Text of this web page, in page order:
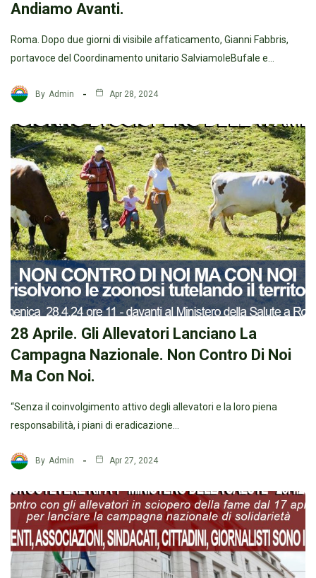
Andiamo Avanti.
Roma. Dopo due giorni di visibile affaticamento, Gianni Fabbris,
portavoce del Coordinamento unitario SalviamoleBufale e…
By Admin Apr 28, 2024
28 Aprile. Gli Allevatori Lanciano La
Campagna Nazionale. Non Contro Di Noi
Ma Con Noi.
“Senza il coinvolgimento attivo degli allevatori e la loro piena
responsabilità, i piani di eradicazione…
By Admin Apr 27, 2024